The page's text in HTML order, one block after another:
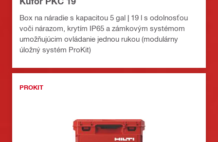
Box na náradie s kapacitou 5 gal | 19 l s odolnosťou
voči nárazom, krytím IP65 a zámkovým systémom
umožňujúcim ovládanie jednou rukou (modulárny
úložný systém ProKit)
PROKIT